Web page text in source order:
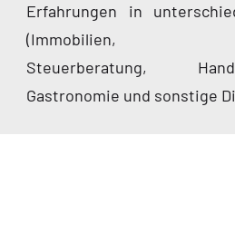
Erfahrungen in
(Immobilien,
Steuerberatung,
Gastronomie und sonstige